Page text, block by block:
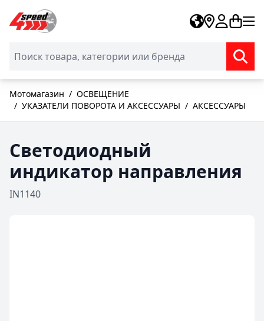
Skip to Content
Мотомагазин / ОСВЕЩЕНИЕ
/ УКАЗАТЕЛИ ПОВОРОТА И АКСЕССУАРЫ / АКСЕССУАРЫ
Светодиодный
индикатор направления
IN1140